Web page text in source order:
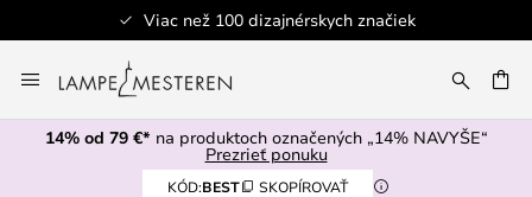
Viac než 100 dizajnérskych značiek
to
Content
14% od 79 €* na produktoch označených „14% NAVYŠE“
Prezrieť ponuku
KÓD:BEST SKOPÍROVAŤ